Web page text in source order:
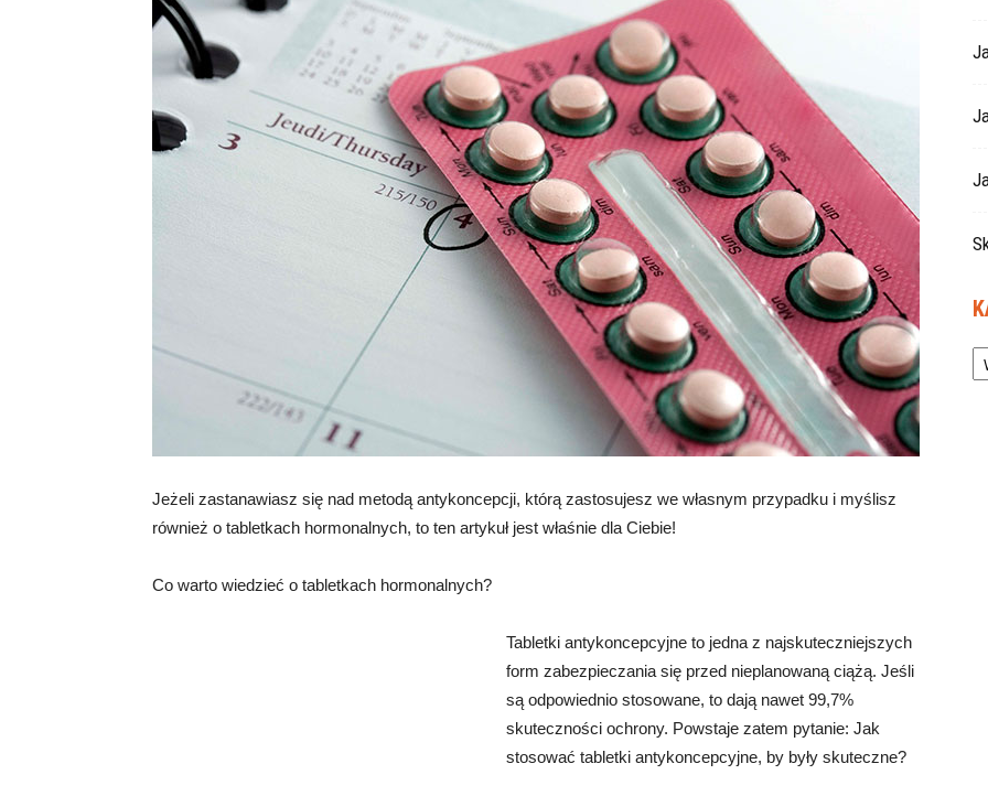
Jeżeli zastanawiasz się nad metodą antykoncepcji, którą zastosujesz we własnym przypadku i myślisz
również o tabletkach hormonalnych, to ten artykuł jest właśnie dla Ciebie!
Co warto wiedzieć o tabletkach hormonalnych?
Tabletki antykoncepcyjne to jedna z najskuteczniejszych
form zabezpieczania się przed nieplanowaną ciążą. Jeśli
są odpowiednio stosowane, to dają nawet 99,7%
skuteczności ochrony. Powstaje zatem pytanie: Jak
stosować tabletki antykoncepcyjne, by były skuteczne?